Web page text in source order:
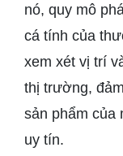
nó, quy mô
cá tính của
xem xét vị trí
thị trường,
sản phẩm của
uy tín.